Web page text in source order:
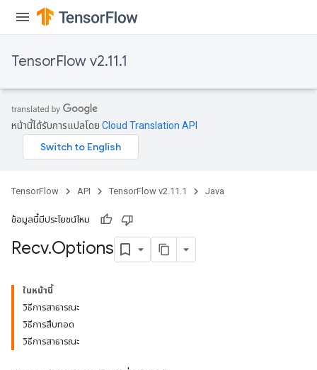
TensorFlow v2.11.1
หน้านี้ได้รับการแปลโดย Cloud Translation API
TensorFlow API TensorFlow v2.11.1 Java
ข้อมูลนี้มีประโยชน์ไหม
Recv.Options
ในหน้านี้
วิธีการสาธารณะ
วิธีการสืบทอด
วิธีการสาธารณะ